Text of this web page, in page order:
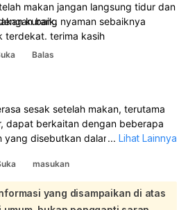
makan jangan langsung tidur dan
baik.
kurang nyaman sebaiknya
terdekat. terima kasih
Balas
sesak setelah makan, terutama
dapat berkaitan dengan beberapa
yang disebutkan dalam konteks,
Asam lambung yang naik ke
menyebabkan sensasi terbakar
dan konsumsi makanan dalam porsi
... Lihat Lainnya
masukan
yang disampaikan di atas